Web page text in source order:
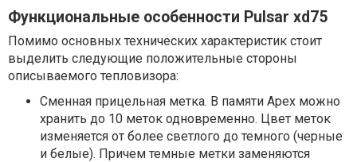
Функциональные особенности Pulsar xd75
Помимо основных технических характеристик стоит
выделить следующие положительные стороны
описываемого тепловизора:
Сменная прицельная метка. В памяти Арех можно
хранить до 10 меток одновременно. Цвет меток
изменяется от более светлого до темного (черные
и белые). Причем темные метки заменяются